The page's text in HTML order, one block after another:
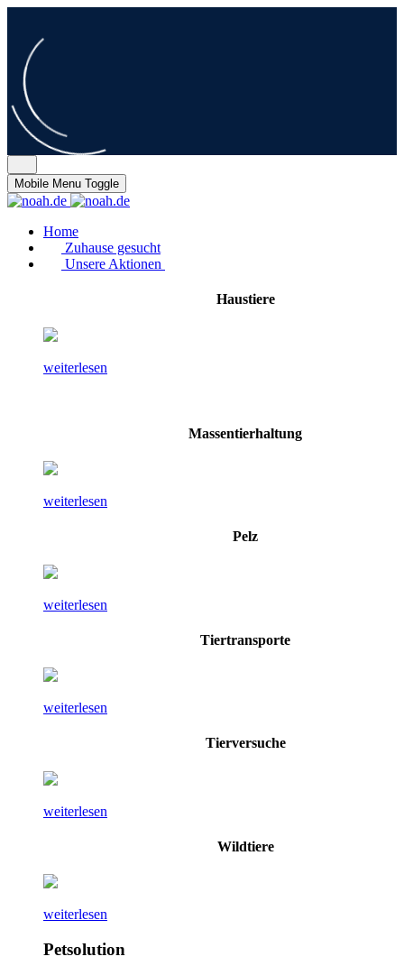
Mobile Menu Toggle
Home
Zuhause gesucht
Unsere Aktionen
Haustiere
weiterlesen
Massentierhaltung
weiterlesen
Pelz
weiterlesen
Tiertransporte
weiterlesen
Tierversuche
weiterlesen
Wildtiere
weiterlesen
Petsolution